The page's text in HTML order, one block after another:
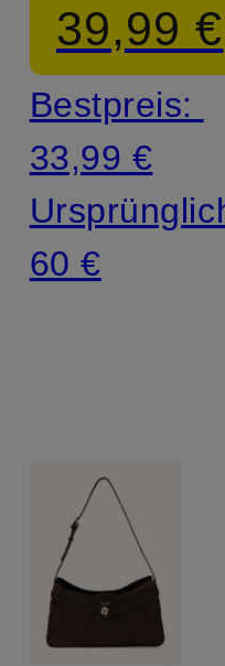
39,99 €
Bestpreis:
33,99 €
60 €